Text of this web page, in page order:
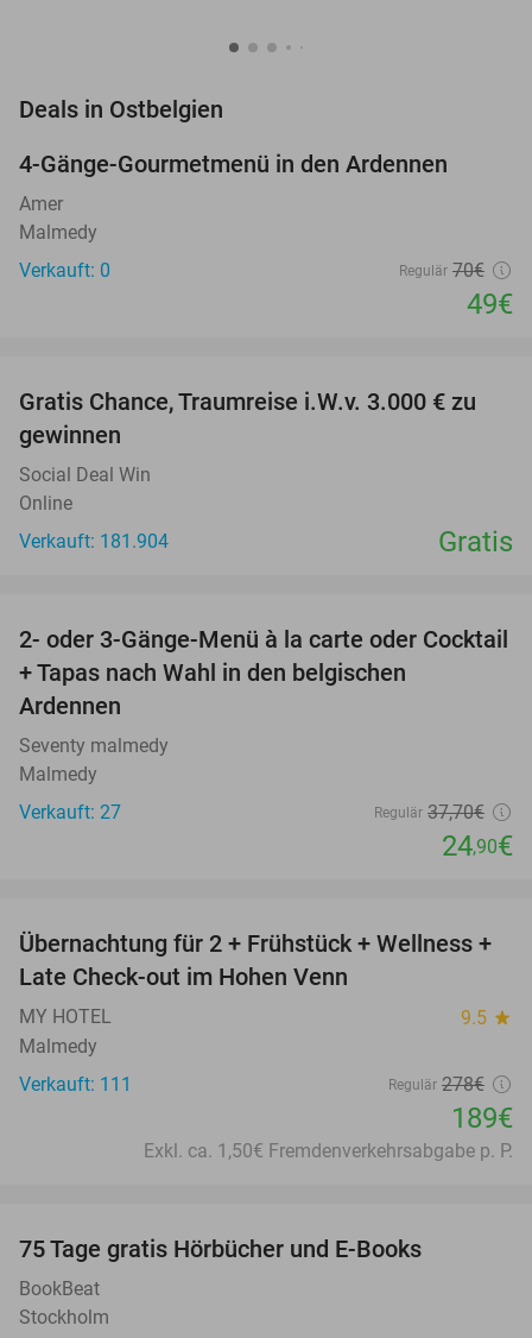
Deals in Ostbelgien
NEW
TODAY
4-Gänge-Gourmetmenü in den Ardennen
Amer
Malmedy
Verkauft: 0
Regulär 70€
49€
Gratis Chance, Traumreise i.W.v. 3.000 € zu
gewinnen
Social Deal Win
Online
Verkauft: 181.904
Gratis
34%
2- oder 3-Gänge-Menü à la carte oder Cocktail
+ Tapas nach Wahl in den belgischen
Ardennen
Seventy malmedy
Malmedy
Verkauft: 27
Regulär 37,70€
24,90€
32%
Übernachtung für 2 + Frühstück + Wellness +
Late Check-out im Hohen Venn
MY HOTEL 9.5 star
Malmedy
Verkauft: 111
Regulär 278€
189€
Exkl. ca. 1,50€ Fremdenverkehrsabgabe p. P.
75 Tage gratis Hörbücher und E-Books
BookBeat
Stockholm